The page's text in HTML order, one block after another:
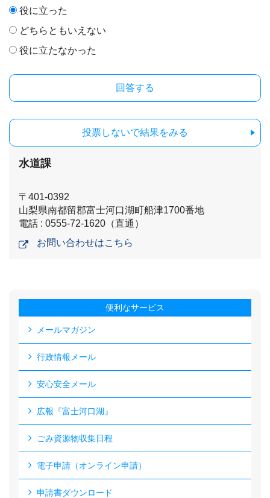
役に立った
どちらともいえない
役に立たなかった
投票しないで結果をみる
水道課
〒401-0392
山梨県南都留郡富士河口湖町船津1700番地
電話 : 0555-72-1620（直通）
お問い合わせはこちら
便利なサービス
メールマガジン
行政情報メール
安心安全メール
広報『富士河口湖』
ごみ資源物収集日程
電子申請（オンライン申請）
申請書ダウンロード